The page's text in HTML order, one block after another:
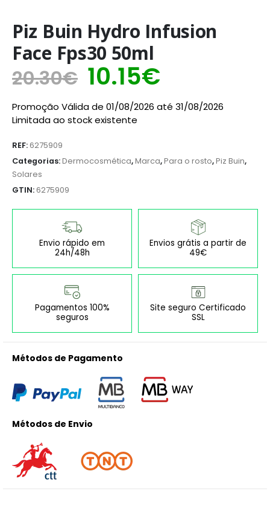
Piz Buin Hydro Infusion
Face Fps30 50ml
20.30€ 10.15€
Promoção Válida de 01/08/2026 até 31/08/2026
Limitada ao stock existente
REF:6275909
Categorias:Dermocosmética,Marca,Para o rosto,Piz Buin,
Solares
GTIN:6275909
Envio rápido em
24h/48h
Envios grátis a partir de
49€
Pagamentos 100%
seguros
Site seguro Certificado
SSL
Métodos de Pagamento
Métodos de Envio